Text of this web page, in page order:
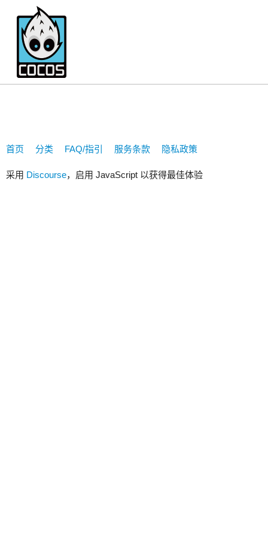
少吃肉肉
首页 分类 FAQ/指引 服务条款 隐私政策
采用 Discourse，启用 JavaScript 以获得最佳体验